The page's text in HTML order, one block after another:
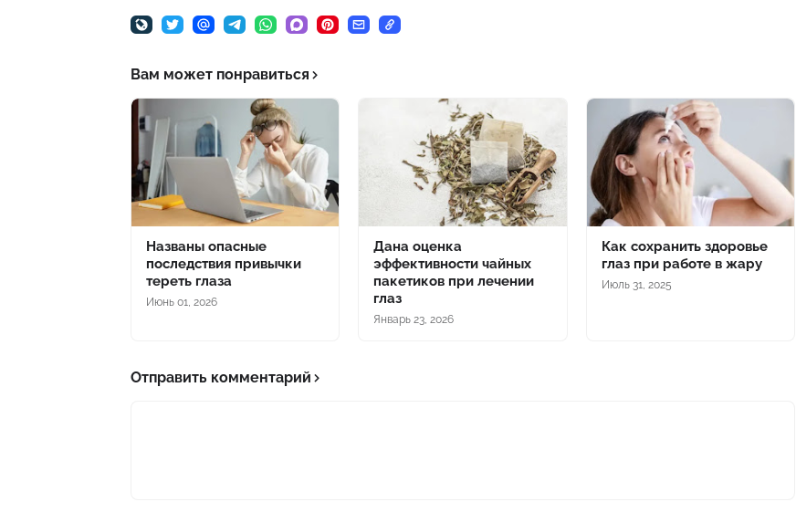
Вам может понравиться
Названы опасные
последствия привычки
тереть глаза
Июнь 01, 2026
Дана оценка
эффективности чайных
пакетиков при лечении
глаз
Январь 23, 2026
Как сохранить здоровье
глаз при работе в жару
Июль 31, 2025
Отправить комментарий